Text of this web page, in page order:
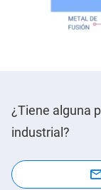
¿Tiene alguna
industrial?